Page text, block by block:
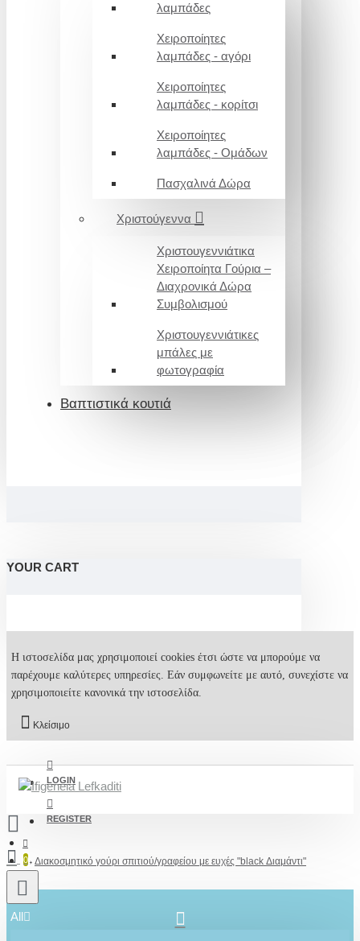
λαμπάδες
Χειροποίητες
λαμπάδες - αγόρι
Χειροποίητες
λαμπάδες - κορίτσι
Χειροποίητες
λαμπάδες - Ομάδων
Πασχαλινά Δώρα
Χριστούγεννα
Χριστουγεννιάτικα
Χειροποίητα Γούρια –
Διαχρονικά Δώρα
Συμβολισμού
Χριστουγεννιάτικες
μπάλες με
φωτογραφία
Βαπτιστικά κουτιά
YOUR CART
Η ιστοσελίδα μας χρησιμοποιεί cookies έτσι ώστε να μπορούμε να
παρέχουμε καλύτερες υπηρεσίες. Εάν συμφωνείτε με αυτό, συνεχίστε να
χρησιμοποιείτε κανονικά την ιστοσελίδα.
Κλείσιμο
LOGIN
REGISTER
0
All
Διακοσμητικό γούρι σπιτιού/γραφείου με ευχές "black Διαμάντι"